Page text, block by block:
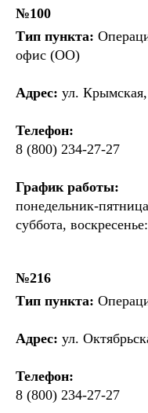
№100
Тип пункта:
офис (ОО)
Адрес: ул.
Телефон:
8 (800) 234-27-27
График работы:
понедельник-
суббота,
№216
Тип пункта:
Адрес: ул.
Телефон:
8 (800) 234-27-27